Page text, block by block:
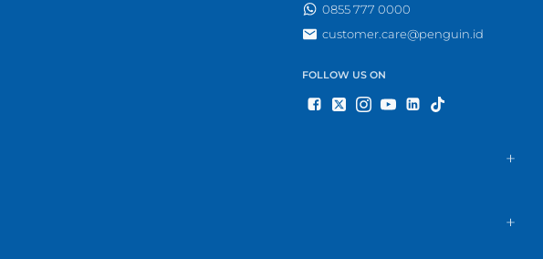
0855 777 0000
customer.care@penguin.id
FOLLOW US ON